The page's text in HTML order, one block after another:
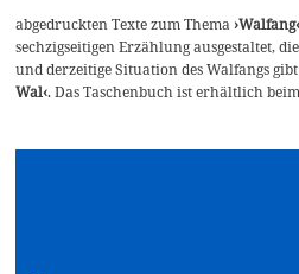
abgedruckten Texte zum Thema›Walfang‹
sechzigseitigen Erzählung ausgestaltet,
und derzeitige Situation des Walfangs
Wal‹. Das Taschenbuch ist erhältlich